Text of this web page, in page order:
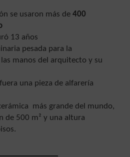
se usaron más de 400
13 años
pesada para la
manos del arquitecto y su
una pieza de alfarería
más grande del mundo,
de 500 m² y una altura